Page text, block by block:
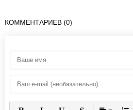
КОММЕНТАРИЕВ (0)